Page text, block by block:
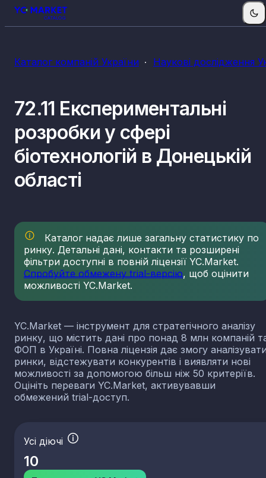
Каталог компаній України Наукові дослідження
72.11 Експериментальні
розробки у сфері
біотехнологій в Донецькій
області
Каталог надає лише загальну статистику по
ринку. Детальні дані, контакти та розширені
фільтри доступні в повній ліцензії YC.Market.
Спробуйте обмежену trial-версію, щоб оцінити
можливості YC.Market.
YC.Market — інструмент для стратегічного аналізу
ринку, що містить дані про понад 8 млн компаній
ФОП в Україні. Повна ліцензія дає змогу
ринки, відстежувати конкурентів і виявляти нові
можливості за допомогою більш ніж 50 критеріїв.
Оцініть переваги YC.Market, активувавши
обмежений trial-доступ.
Усі діючі
10